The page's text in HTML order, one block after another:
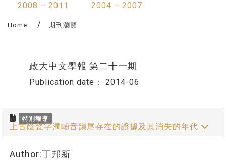
2008 – 2011
2004 – 2007
Home 期刊瀏覽
政大中文學報 第二十一期
Publication date： 2014-06
特別報導
上古陰聲字濁輔音韻尾存在的證據及其消失的年代
Author:丁邦新